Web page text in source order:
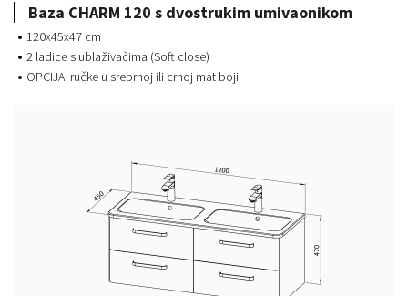
Baza CHARM 120 s dvostrukim umivaonikom
120x45x47 cm
2 ladice s ublaživačima (Soft close)
OPCIJA: ručke u srebrnoj ili crnoj mat boji